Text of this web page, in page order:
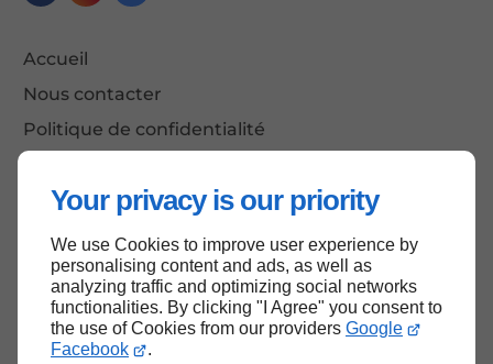
Your privacy is our priority
We use Cookies to improve user experience by
personalising content and ads, as well as
analyzing traffic and optimizing social networks
functionalities. By clicking "I Agree" you consent to
the use of Cookies from our providers Google
Facebook
.
Accueil
Nous contacter
Politique de confidentialité
Haut de page